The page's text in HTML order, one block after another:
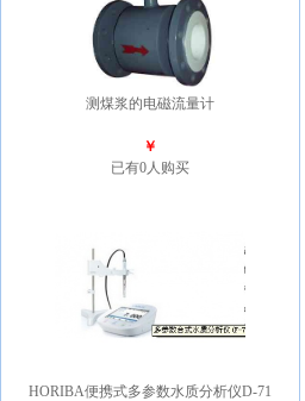
测煤浆的电磁流量计
￥
已有0人购买
HORIBA便携式多参数水质分析仪D-71